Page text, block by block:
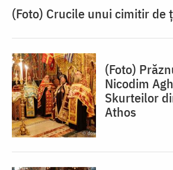
(Foto) Crucile unui cimitir de
(Foto)
Nicodim
Skurteilor
Athos